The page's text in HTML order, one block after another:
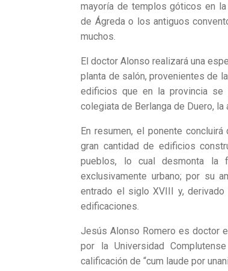
mayoría de templos góticos en la
de Ágreda o los antiguos
muchos.
El doctor Alonso realizará una
planta de salón, provenientes de
edificios que en la provincia se
colegiata de Berlanga de Duero,
En resumen, el ponente
gran cantidad de edificios
pueblos, lo cual desmonta la
exclusivamente urbano; por su
entrado el siglo XVIII y,
edificaciones.
Jesús Alonso Romero es doctor
por la Universidad
calificación de “cum laude por